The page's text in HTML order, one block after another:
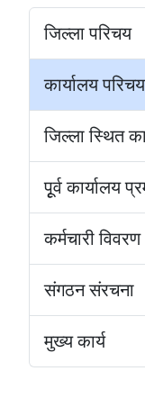
जिल्ला परिचय
कार्यालय परिचय
जिल्ला स्थित
पूृर्व कार्यालय
कर्मचारी विवरण
संगठन संरचना
मुख्य कार्य